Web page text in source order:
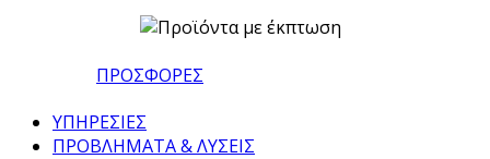
ΠΡΟΣΦΟΡΕΣ
ΥΠΗΡΕΣΙΕΣ
ΠΡΟΒΛΗΜΑΤΑ & ΛΥΣΕΙΣ